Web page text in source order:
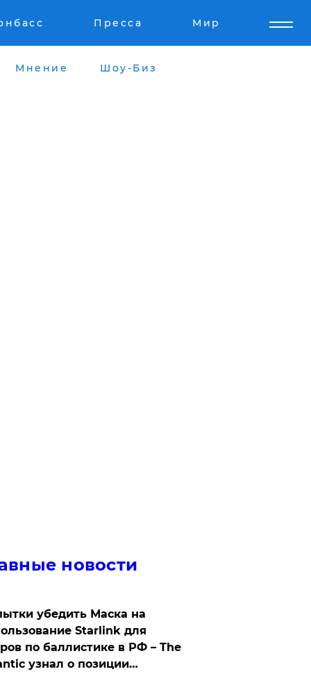
Пресса Мир
Мнение Шоу-Биз
новости
убедить Маска на
Starlink для
по баллистике в РФ – The
узнал о позиции